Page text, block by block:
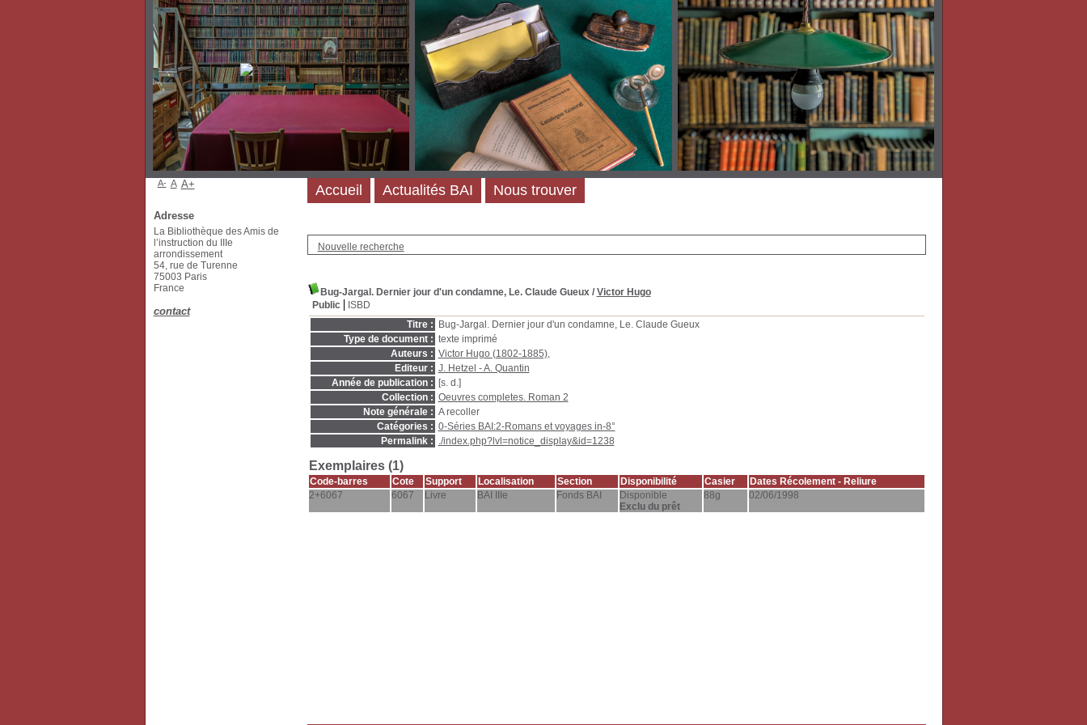
Nouvelle recherche
Bug-Jargal. Dernier jour d'un condamne, Le. Claude Gueux/ Victor Hugo
Public
ISBD
Titre :
Bug-Jargal. Dernier jour d'un condamne, Le. Claude Gueux
Type de document : texte imprimé
Auteurs : Victor Hugo (1802-1885),
Editeur : J. Hetzel - A. Quantin
Année de publication :
[s. d.]
Collection : Oeuvres completes. Roman 2
Note générale : A recoller
Catégories : 0-Séries BAI:2-Romans et voyages in-8°
Permalink : ./index.php?lvl=notice_display&id=1238
Exemplaires (1)
Code-barres Cote Support Localisation Section Disponibilité Casier
Dates Récolement - Reliure
2+6067
6067 Livre BAI IIIe Fonds BAI
Disponible
Exclu du prêt
88g 02/06/1998
Accueil Actualités BAI Nous trouver
A- A A+
Adresse
La Bibliothèque des Amis de
l’instruction du IIIe
arrondissement
54, rue de Turenne
75003 Paris
France
contact